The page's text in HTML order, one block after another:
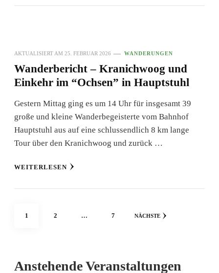
AKTUALISIERT AM 25. FEBRUAR 2026 WANDERUNGEN
Wanderbericht – Kranichwoog und
Einkehr im “Ochsen” in Hauptstuhl
Gestern Mittag ging es um 14 Uhr für insgesamt 39
große und kleine Wanderbegeisterte vom Bahnhof
Hauptstuhl aus auf eine schlussendlich 8 km lange
Tour über den Kranichwoog und zurück …
WEITERLESEN
Seitennummerierung
SEITE
1 SEITE
2 … SEITE
7 NÄCHSTE
Anstehende Veranstaltungen